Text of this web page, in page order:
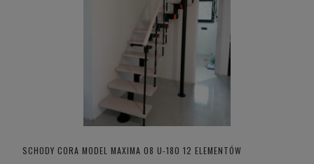
SCHODY CORA MODEL MAXIMA 08 U-180 12 ELEMENTÓW